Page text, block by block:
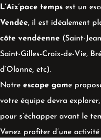
L’Aiz’pace temps est un
Vendée, il est idéalement
côte vendéenne (Saint-
Saint-Gilles-Croix-de-Vie,
d’Olonne, etc).
Notre escape game
votre équipe devra
pour s’échapper avant le
Venez profiter d’une